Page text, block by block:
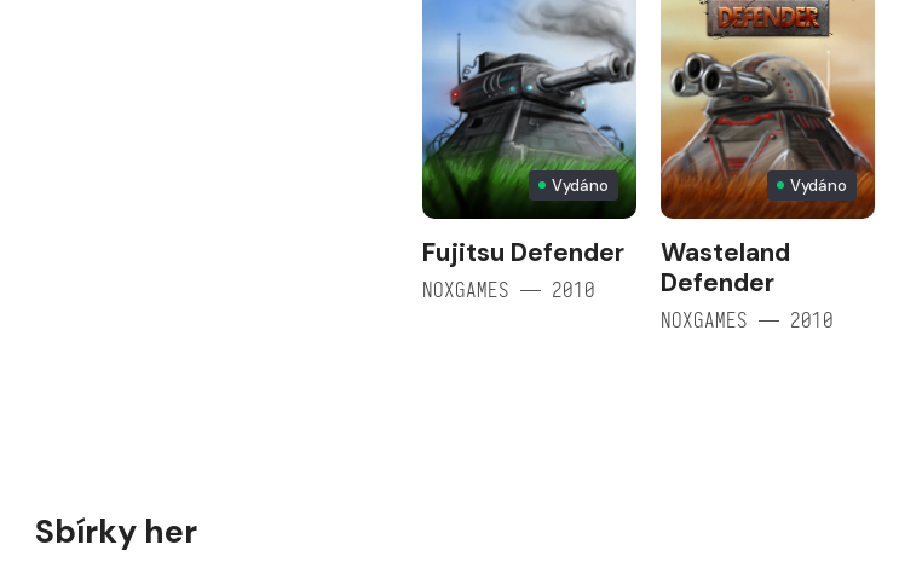
Vydáno
Fujitsu Defender
NOXGAMES — 2010
Vydáno
Wasteland
Defender
NOXGAMES — 2010
Sbírky her